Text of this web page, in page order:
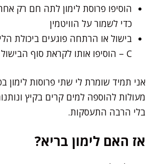
הוסיפו פרוסת לימון לתה חם רק
כדי לשמור על הוויטמין
בישול או הרתחה פוגעים ביכולת
C – הוסיפו אותו לקראת סוף הבישול
אני תמיד שומרת לי שתי פרוסות לימון
מעולות להוספה למים קרים בקיץ
בלי הרבה התעסקות.
אז האם לימון בריא?